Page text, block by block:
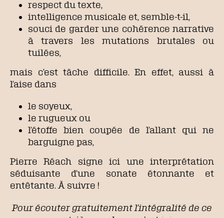
respect du texte,
intelligence musicale et, semble-t-il,
souci de garder une cohérence narrative
à travers les mutations brutales ou
tuilées,
mais c’est tâche difficile. En effet, aussi à
l’aise dans
le soyeux,
le rugueux ou
l’étoffe bien coupée de l’allant qui ne
barguigne pas,
Pierre Réach signe ici une interprétation
séduisante d’une sonate étonnante et
entêtante. À suivre !
Pour écouter gratuitement l’intégralité de ce